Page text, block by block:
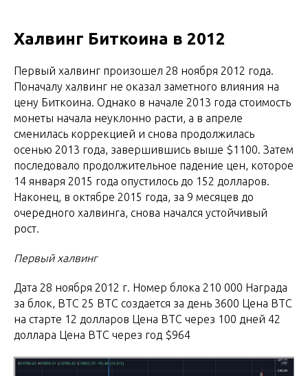
Халвинг Биткоина в 2012
Первый халвинг произошел 28 ноября 2012 года.
Поначалу халвинг не оказал заметного влияния на
цену Биткоина. Однако в начале 2013 года стоимость
монеты начала неуклонно расти, а в апреле
сменилась коррекцией и снова продолжилась
осенью 2013 года, завершившись выше $1100. Затем
последовало продолжительное падение цен, которое
14 января 2015 года опустилось до 152 долларов.
Наконец, в октябре 2015 года, за 9 месяцев до
очередного халвинга, снова начался устойчивый
рост.
Первый халвинг
Дата 28 ноября 2012 г. Номер блока 210 000 Награда
за блок, BTC 25 BTC создается за день 3600 Цена BTC
на старте 12 долларов Цена BTC через 100 дней 42
доллара Цена BTC через год $964